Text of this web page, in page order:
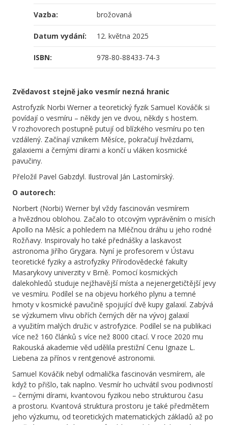
Vazba: brožovaná
Datum vydání: 12. května 2025
ISBN: 978-80-88433-74-3
Zvědavost stejně jako vesmír nezná hranic
Astrofyzik Norbi Werner a teoretický fyzik Samuel Kováčik si
povídají o vesmíru – někdy jen ve dvou, někdy s hostem.
V rozhovorech postupně putují od blízkého vesmíru po ten
vzdálený. Začínají vznikem Měsíce, pokračují hvězdami,
galaxiemi a černými dírami a končí u vláken kosmické
pavučiny.
Přeložil Pavel Gabzdyl. Ilustroval Ján Lastomírský.
O autorech:
Norbert (Norbi) Werner byl vždy fascinován vesmírem
a hvězdnou oblohou. Začalo to otcovým vyprávěním o misích
Apollo na Měsíc a pohledem na Mléčnou dráhu u jeho rodné
Rožňavy. Inspirovaly ho také přednášky a laskavost
astronoma Jiřího Grygara. Nyní je profesorem v Ústavu
teoretické fyziky a astrofyziky Přírodovědecké fakulty
Masarykovy univerzity v Brně. Pomocí kosmických
dalekohledů studuje nejžhavější místa a nejenergetičtější jevy
ve vesmíru. Podílel se na objevu horkého plynu a temné
hmoty v kosmické pavučině spojující dvě kupy galaxií. Zabývá
se výzkumem vlivu obřích černých děr na vývoj galaxií
a využitím malých družic v astrofyzice. Podílel se na publikaci
více než 160 článků s více než 8000 citací. V roce 2020 mu
Rakouská akademie věd udělila prestižní Cenu Ignaze L.
Liebena za přínos v rentgenové astronomii.
Samuel Kováčik nebyl odmalička fascinován vesmírem, ale
když to přišlo, tak naplno. Vesmír ho uchvátil svou podivností
– černými dírami, kvantovou fyzikou nebo strukturou času
a prostoru. Kvantová struktura prostoru je také předmětem
jeho výzkumu, od teoretických matematických základů až po